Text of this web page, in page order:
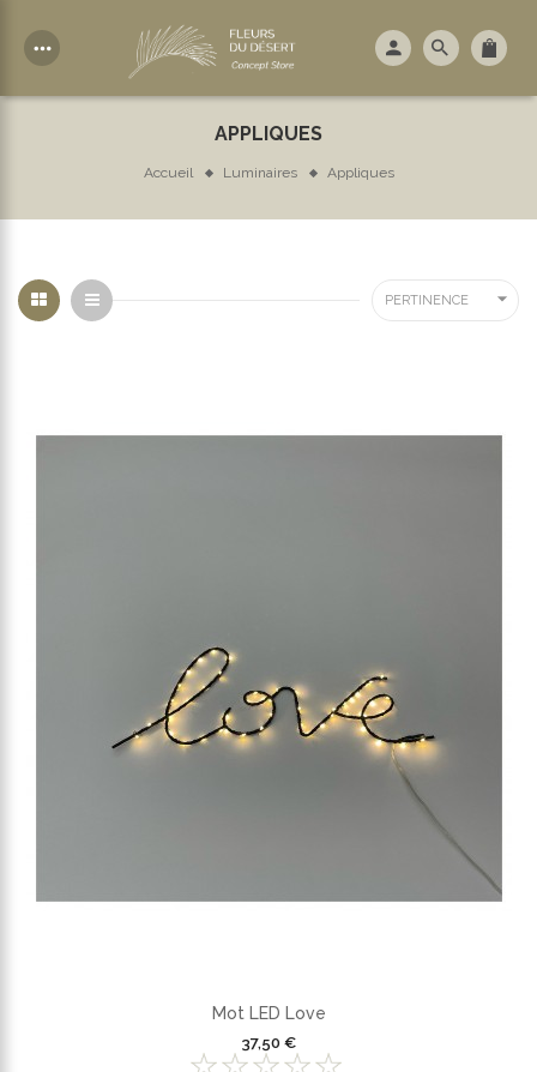
more_horiz
APPLIQUES
Accueil Luminaires Appliques
PERTINENCE 
Mot LED Love
37,50 €